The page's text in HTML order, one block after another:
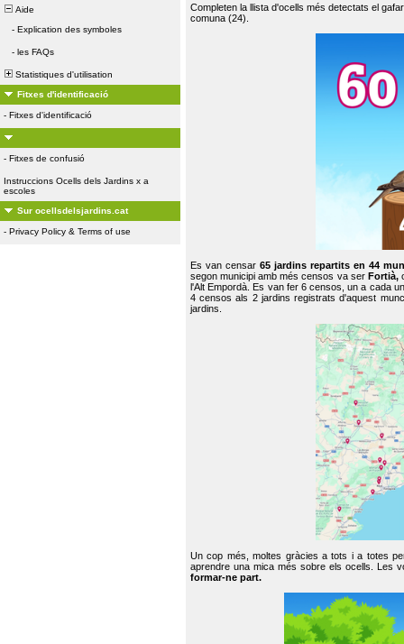
Aide
- Explication des symboles
- les FAQs
Statistiques d'utilisation
Fitxes d'identificació
- Fitxes d'identificació
- Fitxes de confusió
Instruccions Ocells dels Jardins x a
escoles
Sur ocellsdelsjardins.cat
- Privacy Policy & Terms of use
Completen la llista d'ocells més detectats el
comuna (24).
Es van censar65 jardins repartits en 44
segon municipi amb més censos va ser Fortià,
l'Alt Empordà. Es van fer 6 censos, un a cada
4 censos als 2 jardins registrats d'aquest
jardins.
Un cop més, moltes gràcies a tots i a totes
aprendre una mica més sobre els ocells. Les
formar-ne part.